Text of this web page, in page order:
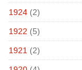
1924 (2)
1922 (5)
1921 (2)